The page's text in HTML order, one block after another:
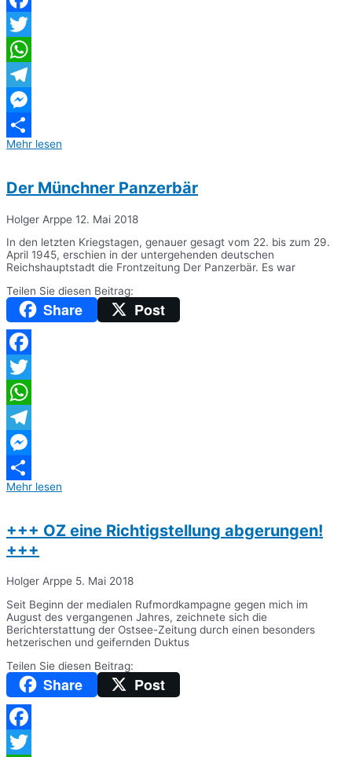
Facebook
Twitter
WhatsApp
Telegram
Messenger
Teilen
Mehr lesen
Der Münchner Panzerbär
Holger Arppe 12. Mai 2018
In den letzten Kriegstagen, genauer gesagt vom 22. bis zum 29.
April 1945, erschien in der untergehenden deutschen
Reichshauptstadt die Frontzeitung Der Panzerbär. Es war
Teilen Sie diesen Beitrag:
Share Post
Facebook
Twitter
WhatsApp
Telegram
Messenger
Teilen
Mehr lesen
+++ OZ eine Richtigstellung abgerungen!
+++
Holger Arppe 5. Mai 2018
Seit Beginn der medialen Rufmordkampagne gegen mich im
August des vergangenen Jahres, zeichnete sich die
Berichterstattung der Ostsee-Zeitung durch einen besonders
hetzerischen und geifernden Duktus
Teilen Sie diesen Beitrag:
Share Post
Facebook